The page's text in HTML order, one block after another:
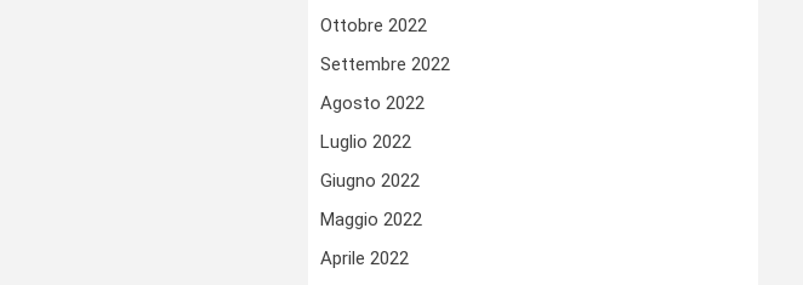
Ottobre 2022
Settembre 2022
Agosto 2022
Luglio 2022
Giugno 2022
Maggio 2022
Aprile 2022